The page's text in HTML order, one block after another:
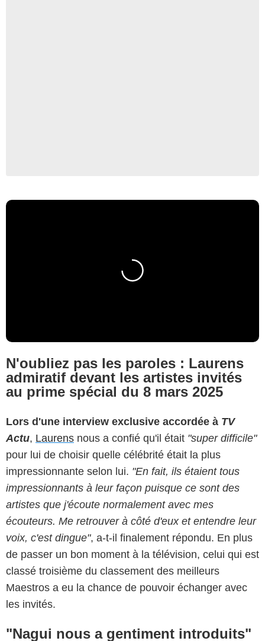
N'oubliez pas les paroles : Laurens
admiratif devant les artistes invités
au prime spécial du 8 mars 2025
Lors d'une interview exclusive accordée à TV
Actu, Laurens nous a confié qu'il était "super difficile"
pour lui de choisir quelle célébrité était la plus
impressionnante selon lui. "En fait, ils étaient tous
impressionnants à leur façon puisque ce sont des
artistes que j'écoute normalement avec mes
écouteurs. Me retrouver à côté d'eux et entendre leur
voix, c'est dingue", a-t-il finalement répondu. En plus
de passer un bon moment à la télévision, celui qui est
classé troisième du classement des meilleurs
Maestros a eu la chance de pouvoir échanger avec
les invités.
"Nagui nous a gentiment introduits"